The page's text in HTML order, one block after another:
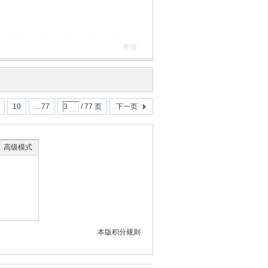
举报
10 ... 77 / 77 页 下一页
高级模式
本版积分规则